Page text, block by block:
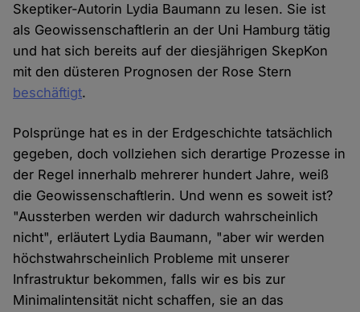
Skeptiker-Autorin Lydia Baumann zu lesen. Sie ist
als Geowissenschaftlerin an der Uni Hamburg tätig
und hat sich bereits auf der diesjährigen SkepKon
mit den düsteren Prognosen der Rose Stern
beschäftigt.
Polsprünge hat es in der Erdgeschichte tatsächlich
gegeben, doch vollziehen sich derartige Prozesse in
der Regel innerhalb mehrerer hundert Jahre, weiß
die Geowissenschaftlerin. Und wenn es soweit ist?
"Aussterben werden wir dadurch wahrscheinlich
nicht", erläutert Lydia Baumann, "aber wir werden
höchstwahrscheinlich Probleme mit unserer
Infrastruktur bekommen, falls wir es bis zur
Minimalintensität nicht schaffen, sie an das